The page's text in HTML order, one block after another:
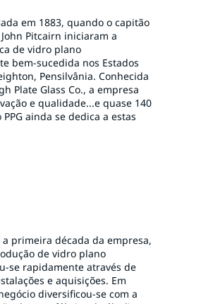
em 1883, quando o capitão
John Pitcairn iniciaram a
de vidro plano
bem-sucedida nos Estados
Pensilvânia. Conhecida
Plate Glass Co., a empresa
e qualidade...e quase 140
ainda se dedica a estas
primeira década da empresa,
de vidro plano
se rapidamente através de
e aquisições. Em
diversificou-se com a